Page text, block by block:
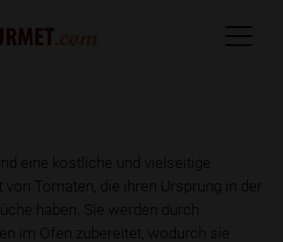
eine köstliche und vielseitige
Tomaten, die ihren Ursprung in der
haben. Sie werden durch
im Ofen zubereitet, wodurch sie